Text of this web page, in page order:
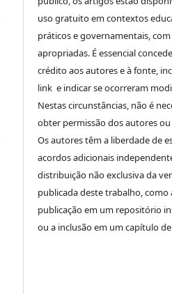
uso gratuito em contextos
práticos e governamentais,
apropriadas. É essencial
crédito aos autores e à fonte,
link e indicar se ocorreram
Nestas circunstâncias, não é
obter permissão dos autores
Os autores têm a liberdade de
acordos adicionais
distribuição não exclusiva da
publicada deste trabalho, como
publicação em um repositório
ou a inclusão em um capítulo